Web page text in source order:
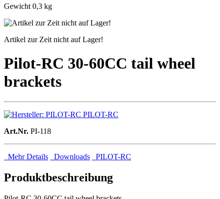
Gewicht 0,3 kg
Artikel zur Zeit nicht auf Lager!
Pilot-RC 30-60CC tail wheel
brackets
PILOT-RC
Art.Nr. PI-118
Mehr Details Downloads PILOT-RC
Produktbeschreibung